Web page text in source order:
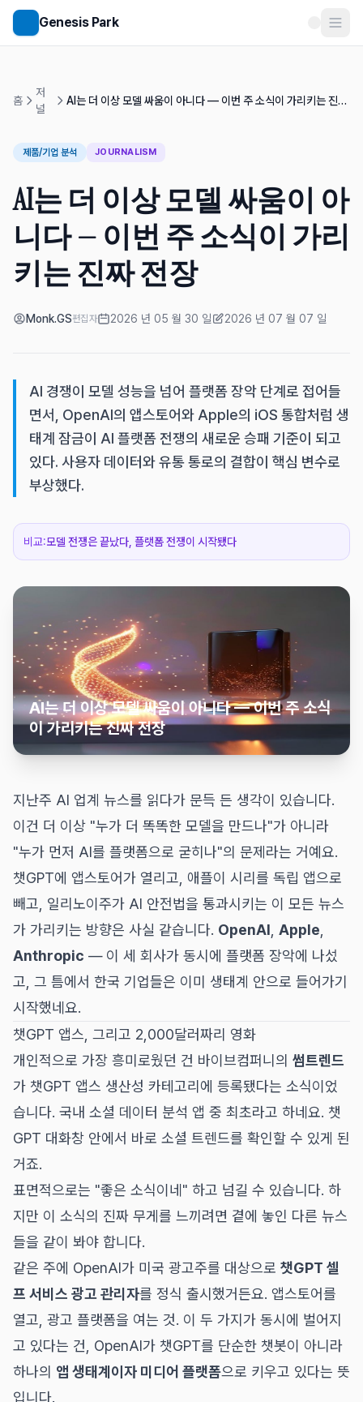
메인 콘텐츠로 건너뛰기
Genesis Park
홈
저
널
AI는 더 이상 모델 싸움이 아니다 — 이번 주 소식이 가리키는 진짜
제품/기업 분석 JOURNALISM
AI는 더 이상 모델 싸움이 아
니다 — 이번 주 소식이 가리
키는 진짜 전장
Monk.GS편집자
게시일
2026 년 05 월 30 일
수정일
2026 년 07 월 07 일
AI 경쟁이 모델 성능을 넘어 플랫폼 장악 단계로 접어들
면서, OpenAI의 앱스토어와 Apple의 iOS 통합처럼 생
태계 잠금이 AI 플랫폼 전쟁의 새로운 승패 기준이 되고
있다. 사용자 데이터와 유통 통로의 결합이 핵심 변수로
부상했다.
비교:모델 전쟁은 끝났다, 플랫폼 전쟁이 시작됐다
AI는 더 이상 모델 싸움이 아니다 — 이번 주 소식
이 가리키는 진짜 전장
지난주 AI 업계 뉴스를 읽다가 문득 든 생각이 있습니다.
이건 더 이상 "누가 더 똑똑한 모델을 만드나"가 아니라
"누가 먼저 AI를 플랫폼으로 굳히나"의 문제라는 거예요.
챗GPT에 앱스토어가 열리고, 애플이 시리를 독립 앱으로
빼고, 일리노이주가 AI 안전법을 통과시키는 이 모든 뉴스
가 가리키는 방향은 사실 같습니다. OpenAI Apple
Anthropic — 이 세 회사가 동시에 플랫폼 장악에 나섰
고, 그 틈에서 한국 기업들은 이미 생태계 안으로 들어가기
시작했네요.
챗GPT 앱스, 그리고 2,000달러짜리 영화
개인적으로 가장 흥미로웠던 건 바이브컴퍼니의 썸트렌드
가 챗GPT 앱스 생산성 카테고리에 등록됐다는 소식이었
습니다. 국내 소셜 데이터 분석 앱 중 최초라고 하네요. 챗
GPT 대화창 안에서 바로 소셜 트렌드를 확인할 수 있게 된
거죠.
표면적으로는 "좋은 소식이네" 하고 넘길 수 있습니다. 하
지만 이 소식의 진짜 무게를 느끼려면 곁에 놓인 다른 뉴스
들을 같이 봐야 합니다.
같은 주에 OpenAI가 미국 광고주를 대상으로 챗GPT 셀
프 서비스 광고 관리자를 정식 출시했거든요. 앱스토어를
열고, 광고 플랫폼을 여는 것. 이 두 가지가 동시에 벌어지
고 있다는 건, OpenAI가 챗GPT를 단순한 챗봇이 아니라
하나의 앱 생태계이자 미디어 플랫폼으로 키우고 있다는 뜻
입니다.